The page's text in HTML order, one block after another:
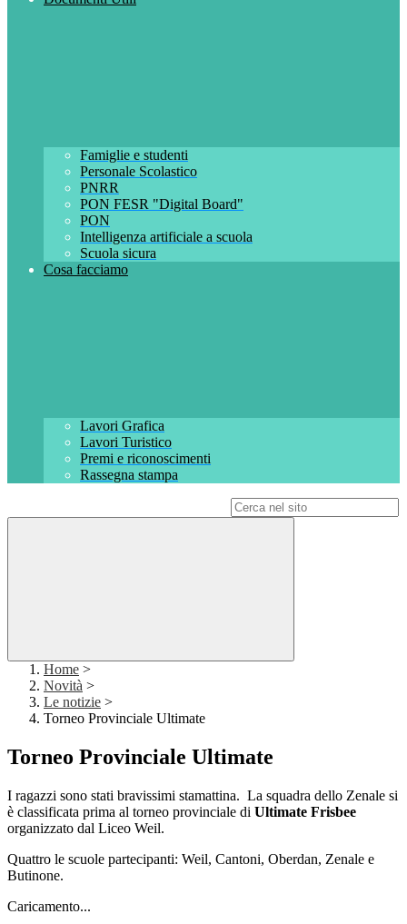
Famiglie e studenti
Personale Scolastico
PNRR
PON FESR "Digital Board"
PON
Intelligenza artificiale a scuola
Scuola sicura
Cosa facciamo
Lavori Grafica
Lavori Turistico
Premi e riconoscimenti
Rassegna stampa
Home >
Novità >
Le notizie >
Torneo Provinciale Ultimate
Torneo Provinciale Ultimate
I ragazzi sono stati bravissimi stamattina. La squadra dello Zenale si
è classificata prima al torneo provinciale di Ultimate Frisbee
organizzato dal Liceo Weil.
Quattro le scuole partecipanti: Weil, Cantoni, Oberdan, Zenale e
Butinone.
Caricamento...